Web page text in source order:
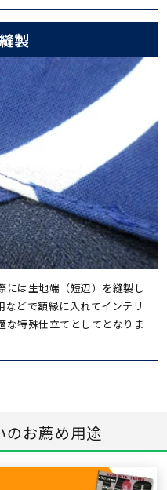
製
には生地端（短辺）を縫製し
どで額縁に入れてインテリ
な特殊仕立てとしてとなりま
のお薦め用途